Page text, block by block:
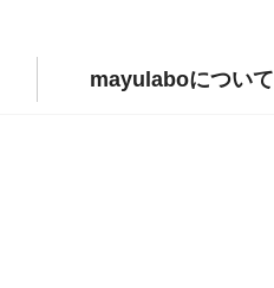
mayulaboについて